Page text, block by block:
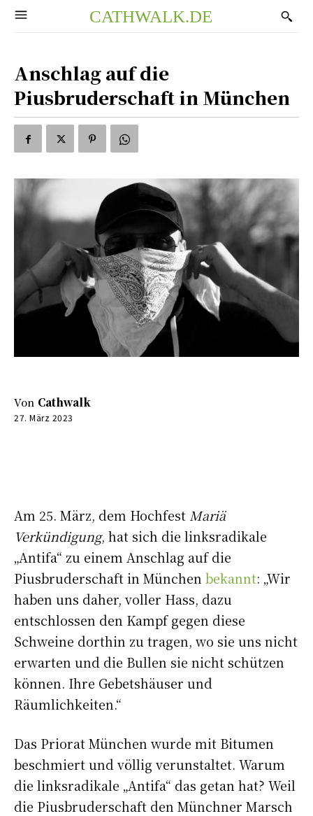
CATHWALK.DE
Anschlag auf die
Piusbruderschaft in München
Von Cathwalk
27. März 2023
Am 25. März, dem Hochfest Mariä
Verkündigung, hat sich die linksradikale
„Antifa“ zu einem Anschlag auf die
Piusbruderschaft in München bekannt: „Wir
haben uns daher, voller Hass, dazu
entschlossen den Kampf gegen diese
Schweine dorthin zu tragen, wo sie uns nicht
erwarten und die Bullen sie nicht schützen
können. Ihre Gebetshäuser und
Räumlichkeiten.“
Das Priorat München wurde mit Bitumen
beschmiert und völlig verunstaltet. Warum
die linksradikale „Antifa“ das getan hat? Weil
die Piusbruderschaft den Münchner Marsch